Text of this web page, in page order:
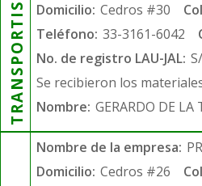
TRANSPORTISTA
Domicilio: Cedros #30
Teléfono: 33-3161-6042
No. de registro LAU-JAL:
Se recibieron los
Nombre: GERARDO DE LA
Nombre de la empresa:
Domicilio: Cedros #26